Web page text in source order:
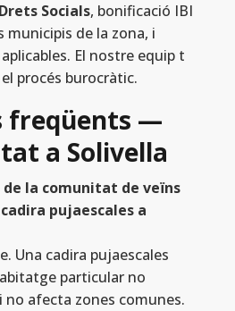
Socials, bonificació IBI
municipis de la zona, i
El nostre equip t
procés burocràtic.
freqüents —
a Solivella
la comunitat de veïns
pujaescales a
Una cadira pujaescales
particular no
no afecta zones comunes.